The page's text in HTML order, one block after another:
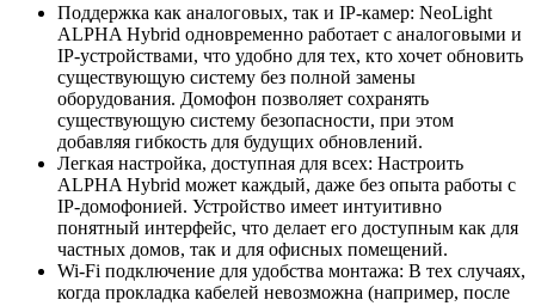
Поддержка как аналоговых, так и IP-камер: NeoLight
ALPHA Hybrid одновременно работает с аналоговыми и
IP-устройствами, что удобно для тех, кто хочет обновить
существующую систему без полной замены
оборудования. Домофон позволяет сохранять
существующую систему безопасности, при этом
добавляя гибкость для будущих обновлений.
Легкая настройка, доступная для всех: Настроить
ALPHA Hybrid может каждый, даже без опыта работы с
IP-домофонией. Устройство имеет интуитивно
понятный интерфейс, что делает его доступным как для
частных домов, так и для офисных помещений.
Wi-Fi подключение для удобства монтажа: В тех случаях,
когда прокладка кабелей невозможна (например, после